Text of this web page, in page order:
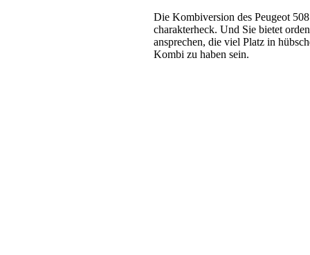
Die Kombiversion des Peugeot
charakterheck. Und Sie bietet
ansprechen, die viel Platz in
Kombi zu haben sein.